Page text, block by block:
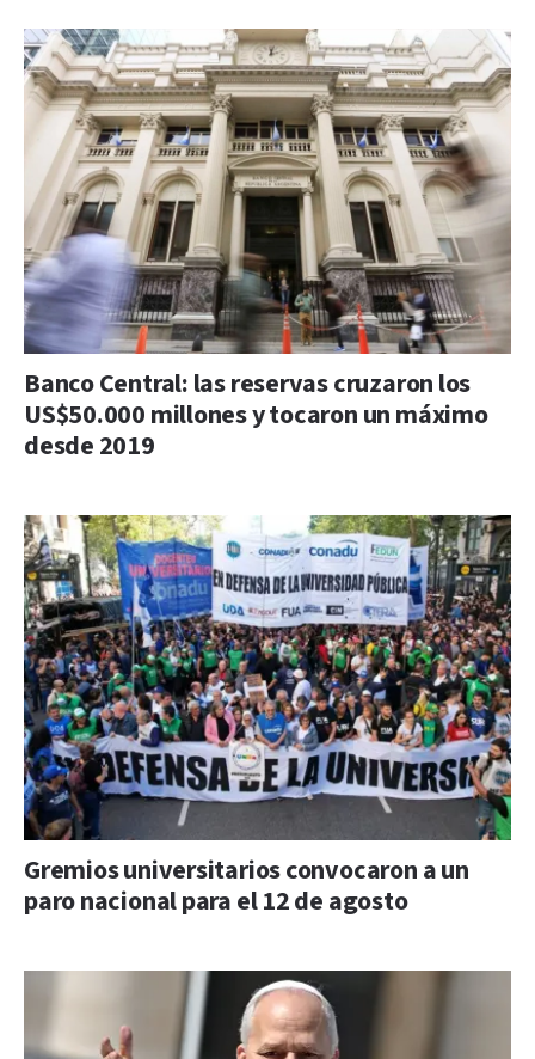
Banco Central: las reservas cruzaron los
US$50.000 millones y tocaron un máximo
desde 2019
Gremios universitarios convocaron a un
paro nacional para el 12 de agosto